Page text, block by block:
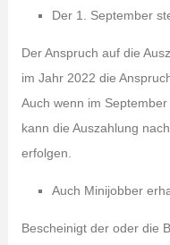
Der 1. September
Der Anspruch auf die
im Jahr 2022 die
Auch wenn im
kann die Auszahlung
erfolgen.
Auch Minijobber
Bescheinigt der oder die